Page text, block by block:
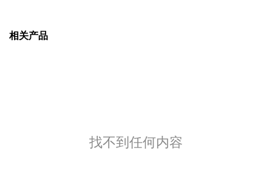
相关产品
找不到任何内容